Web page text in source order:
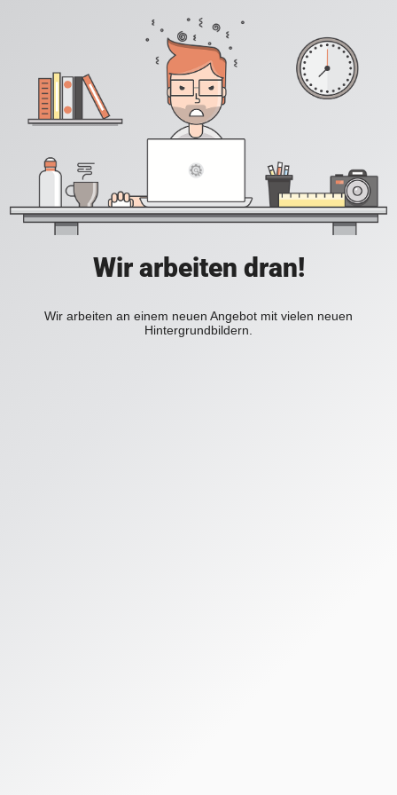
Wir arbeiten dran!
Wir arbeiten an einem neuen Angebot mit vielen neuen
Hintergrundbildern.